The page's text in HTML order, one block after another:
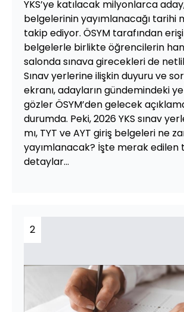
YKS’ye katılacak milyonlarca
belgelerinin yayımlanacağı tarihi
takip ediyor. ÖSYM tarafından
belgelerle birlikte öğrencilerin
salonda sınava girecekleri de
Sınav yerlerine ilişkin duyuru ve
ekranı, adayların gündemindeki
gözler ÖSYM’den gelecek
durumda. Peki, 2026 YKS sınav
mı, TYT ve AYT giriş belgeleri ne
yayımlanacak? İşte merak edilen
detaylar…
2